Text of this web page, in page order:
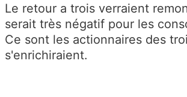
Le retour a trois verraient
serait très négatif pour les
Ce sont les actionnaires des
s'enrichiraient.